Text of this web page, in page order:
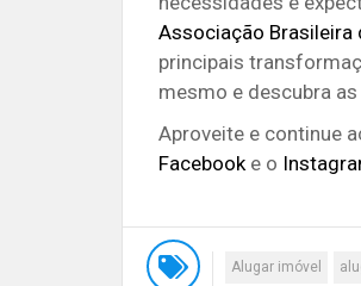
Associação Brasileira
principais
mesmo e descubra
Aproveite e continue
Facebook e o
Alugar imóvel